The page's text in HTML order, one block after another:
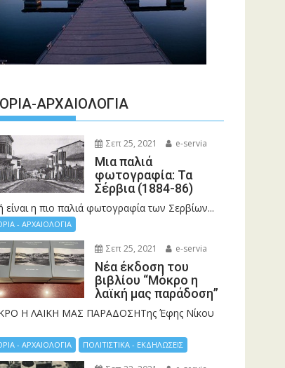
ΑΡΧΑΙΟΛΟΓΊΑ
Σεπ 25, 2021 e-servia
Μια παλιά
φωτογραφία: Τα
Σέρβια (1884-86)
είναι η πιο παλιά φωτογραφία των Σερβίων...
- ΑΡΧΑΙΟΛΟΓΙΑ
Σεπ 25, 2021 e-servia
Νέα έκδοση του
βιβλίου “Μόκρο η
λαϊκή μας παράδοση”
Η ΛΑΙΚΗ ΜΑΣ ΠΑΡΑΔΟΣΗΤης Έφης Νίκου
- ΑΡΧΑΙΟΛΟΓΙΑ ΠΟΛΙΤΙΣΤΙΚΑ - ΕΚΔΗΛΩΣΕΙΣ